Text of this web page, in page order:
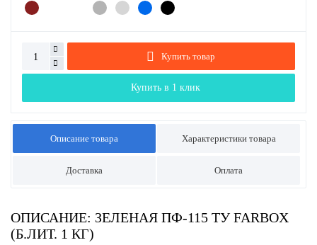
Купить товар
Купить в 1 клик
Описание товара Характеристики товара
Доставка Оплата
ОПИСАНИЕ: ЗЕЛЕНАЯ ПФ-115 ТУ FARBOX
(Б.ЛИТ. 1 КГ)